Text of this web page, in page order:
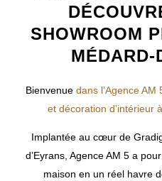
SHOWROOM
MÉDARD-
Bienvenue dans l’Agence AM
et décoration d’intérieur
Implantée au cœur de
d’Eyrans, Agence AM 5 a
maison en un réel havre